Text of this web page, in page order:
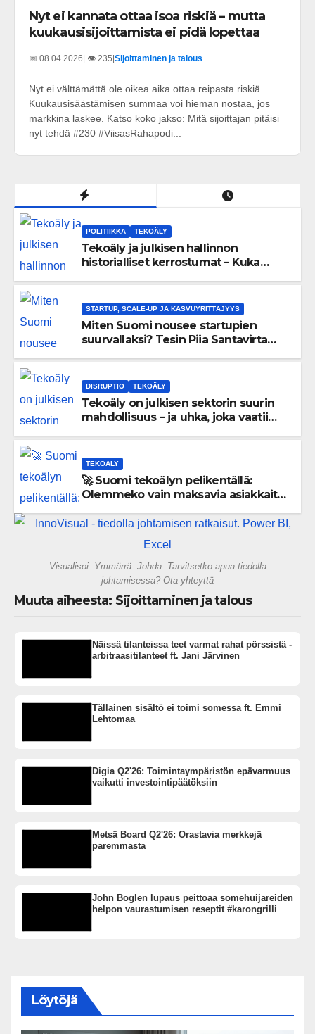
Nyt ei kannata ottaa isoa riskiä – mutta
kuukausisijoittamista ei pidä lopettaa
📅 08.04.2026| 👁️ 235|Sijoittaminen ja talous
Nyt ei välttämättä ole oikea aika ottaa reipasta riskiä.
Kuukausisäästämisen summaa voi hieman nostaa, jos
markkina laskee. Katso koko jakso: Mitä sijoittajan pitäisi
nyt tehdä #230 #ViisasRahapodi...
POLITIIKKA TEKOÄLY
Tekoäly ja julkisen hallinnon
historialliset kerrostumat – Kuka
STARTUP, SCALE-UP JA KASVUYRITTÄJYYS
Miten Suomi nousee startupien
suurvallaksi? Tesin Piia Santavirta
DISRUPTIO TEKOÄLY
Tekoäly on julkisen sektorin suurin
mahdollisuus – ja uhka, joka vaatii
TEKOÄLY
🚀 Suomi tekoälyn pelikentällä:
Olemmeko vain maksavia asiakkaita
gigatehtaan?
Visualisoi. Ymmärrä. Johda. Tarvitsetko apua tiedolla
johtamisessa? Ota yhteyttä
Muuta aiheesta: Sijoittaminen ja talous
Näissä tilanteissa teet varmat rahat pörssistä -
arbitraasitilanteet ft. Jani Järvinen
Tällainen sisältö ei toimi somessa ft. Emmi
Lehtomaa
Digia Q2'26: Toimintaympäristön epävarmuus
vaikutti investointipäätöksiin
Metsä Board Q2'26: Orastavia merkkejä
paremmasta
John Boglen lupaus peittoaa somehuijareiden
helpon vaurastumisen reseptit #karongrilli
Löytöjä